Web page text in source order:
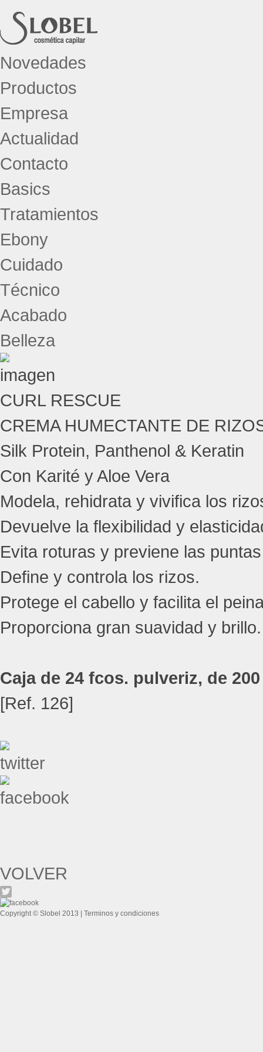
Novedades
Productos
Empresa
Actualidad
Contacto
Basics
Tratamientos
Ebony
Cuidado
Técnico
Acabado
Belleza
CURL RESCUE
CREMA HUMECTANTE DE
Silk Protein, Panthenol & Keratin
Con Karité y Aloe Vera
Modela, rehidrata y vivifica los
Devuelve la flexibilidad y
Evita roturas y previene las
Define y controla los rizos.
Protege el cabello y facilita el
Proporciona gran suavidad y brillo.
Caja de 24 fcos. pulveriz, de
[Ref. 126]
VOLVER
Copyright © Slobel 2013 | Terminos y condiciones